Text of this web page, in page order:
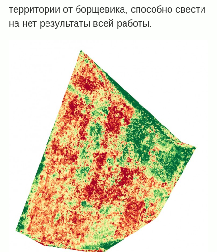
территории от борщевика, способно свести
на нет результаты всей работы.